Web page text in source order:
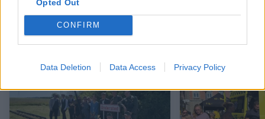
Opted Out
CONFIRM
Data Deletion Data Access Privacy Policy
Andre læser også